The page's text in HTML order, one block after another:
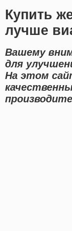
Купить
лучше
Вашему
для
На этом